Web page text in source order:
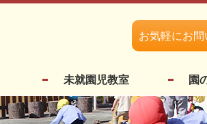
お気軽にお
未就園児教室 園